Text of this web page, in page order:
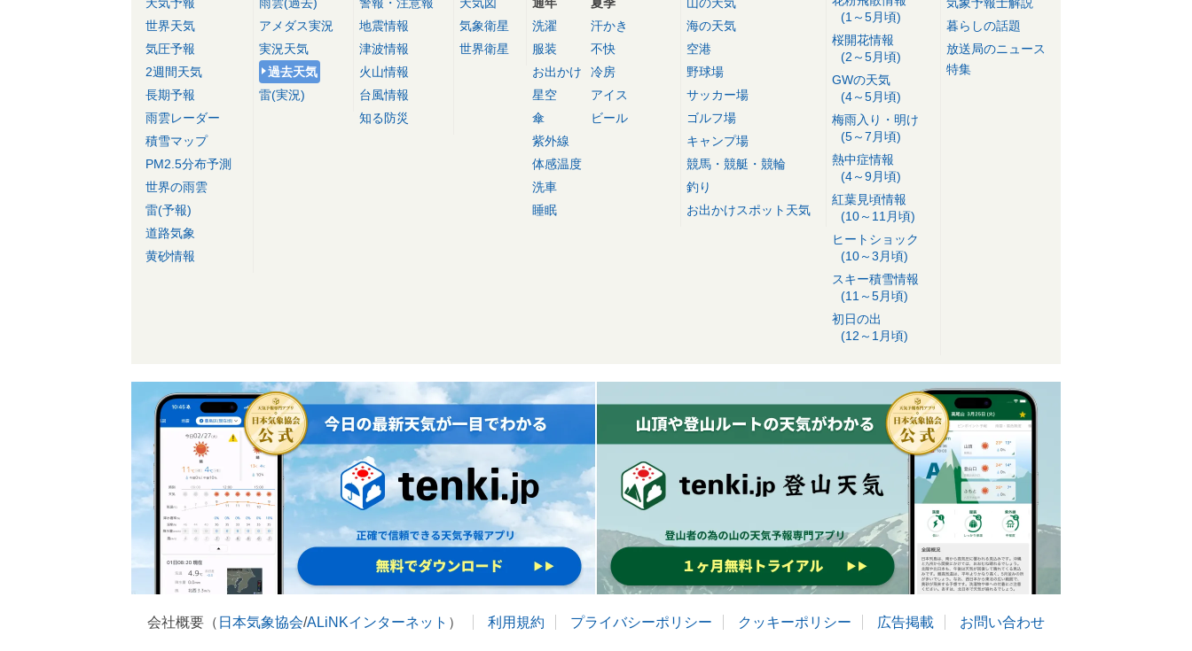
世界天気
気圧予報
2週間天気
長期予報
雨雲レーダー
積雪マップ
PM2.5分布予測
世界の雨雲
雷(予報)
道路気象
黄砂情報
アメダス実況
実況天気
過去天気
雷(実況)
地震情報
津波情報
火山情報
台風情報
知る防災
気象衛星
世界衛星
洗濯
服装
お出かけ
星空
傘
紫外線
体感温度
洗車
睡眠
汗かき
不快
冷房
アイス
ビール
海の天気
空港
野球場
サッカー場
ゴルフ場
キャンプ場
競馬・競艇・競輪
釣り
お出かけスポット天気
(1～5月頃)
桜開花情報
(2～5月頃)
GWの天気
(4～5月頃)
梅雨入り・明け
(5～7月頃)
熱中症情報
(4～9月頃)
紅葉見頃情報
(10～11月頃)
ヒートショック
(10～3月頃)
スキー積雪情報
(11～5月頃)
初日の出
(12～1月頃)
暮らしの話題
放送局のニュース
特集
会社概要（ 日本気象協会/ALiNKインターネット ） 利用規約 プライバシーポリシー クッキーポリシー 広告掲載 お問い合わせ